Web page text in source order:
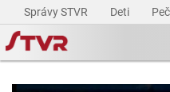
Správy STVR Deti